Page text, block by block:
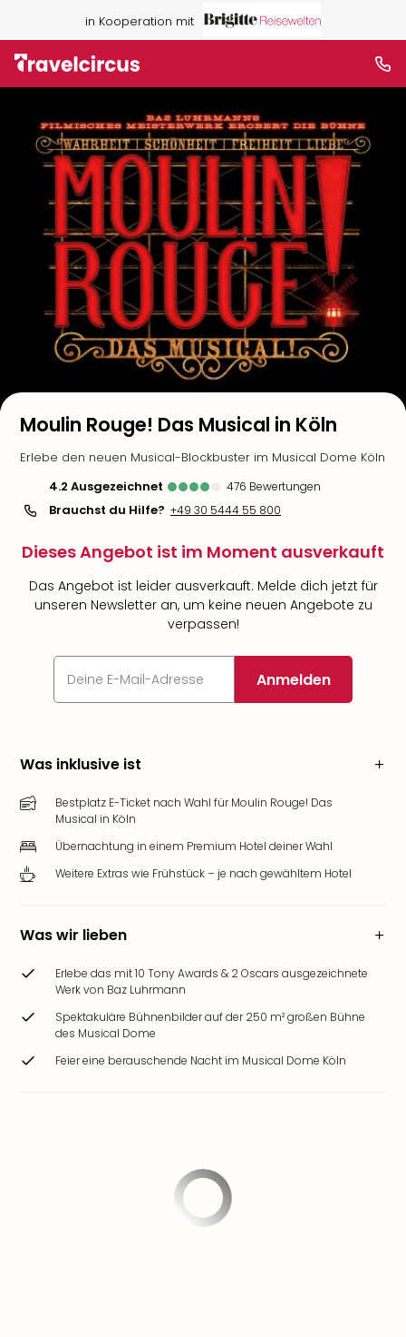
in Kooperation mit
Moulin Rouge! Das Musical in Köln
Erlebe den neuen Musical-Blockbuster im Musical Dome Köln
4.2
ausgezeichnet 476 Bewertungen
Brauchst du Hilfe? +49 30 5444 55 800
Dieses Angebot ist im Moment ausverkauft
Das Angebot ist leider ausverkauft. Melde dich jetzt für
unseren Newsletter an, um keine neuen Angebote zu
verpassen!
Anmelden
Was inklusive ist
Bestplatz E-Ticket nach Wahl für Moulin Rouge! Das
Musical in Köln
Übernachtung in einem Premium Hotel deiner Wahl
Weitere Extras wie Frühstück – je nach gewähltem Hotel
Was wir lieben
Erlebe das mit 10 Tony Awards & 2 Oscars ausgezeichnete
Werk von Baz Luhrmann
Spektakuläre Bühnenbilder auf der 250 m² großen Bühne
des Musical Dome
Feier eine berauschende Nacht im Musical Dome Köln